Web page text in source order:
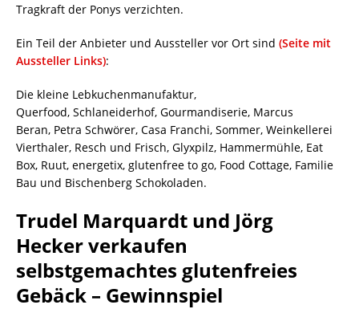
Tragkraft der Ponys verzichten.
Ein Teil der Anbieter und Aussteller vor Ort sind (Seite mit
Aussteller Links):
Die kleine Lebkuchenmanufaktur,
Querfood, Schlaneiderhof, Gourmandiserie, Marcus
Beran, Petra Schwörer, Casa Franchi, Sommer, Weinkellerei
Vierthaler, Resch und Frisch, Glyxpilz, Hammermühle, Eat
Box, Ruut, energetix, glutenfree to go, Food Cottage, Familie
Bau und Bischenberg Schokoladen.
Trudel Marquardt und Jörg
Hecker verkaufen
selbstgemachtes glutenfreies
Gebäck – Gewinnspiel